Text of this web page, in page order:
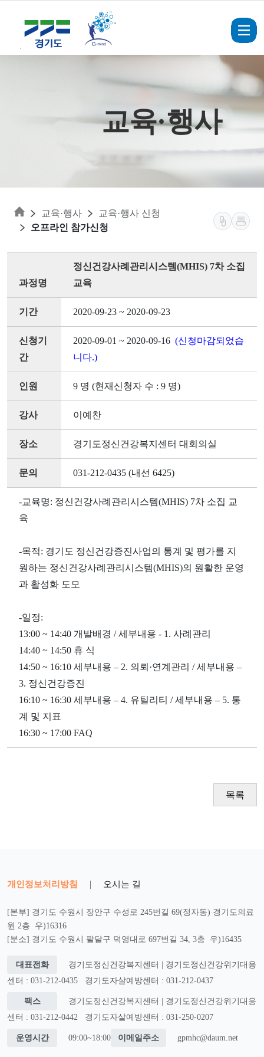
교육·행사
교육·행사
교육·행사 신청
오프라인 참가신청
과정명
정신건강사례관리시스템(MHIS) 7차 소집
교육
기간 2020-09-23 ~ 2020-09-23
신청기
간
2020-09-01 ~ 2020-09-16 (신청마감되었습
니다.)
인원 9 명 (현재신청자 수 : 9 명)
강사 이예찬
장소 경기도정신건강복지센터 대회의실
문의 031-212-0435 (내선 6425)
-교육명: 정신건강사례관리시스템(MHIS) 7차 소집 교
육
-목적: 경기도 정신건강증진사업의 통계 및 평가를 지
원하는 정신건강사례관리시스템(MHIS)의 원활한 운영
과 활성화 도모
-일정:
13:00 ~ 14:40 개발배경 / 세부내용 - 1. 사례관리
14:40 ~ 14:50 휴 식
14:50 ~ 16:10 세부내용 – 2. 의뢰·연계관리 / 세부내용 –
3. 정신건강증진
16:10 ~ 16:30 세부내용 – 4. 유틸리티 / 세부내용 – 5. 통
계 및 지표
16:30 ~ 17:00 FAQ
목록
개인정보처리방침 | 오시는 길
[본부] 경기도 수원시 장안구 수성로 245번길 69(정자동) 경기도의료
원 2층 우)16316
[분소] 경기도 수원시 팔달구 덕영대로 697번길 34, 3층 우)16435
대표전화
경기도정신건강복지센터 | 경기도정신건강위기대응
센터 : 031-212-0435
경기도자살예방센터 : 031-212-0437
팩스
경기도정신건강복지센터 | 경기도정신건강위기대응
센터 : 031-212-0442
경기도자살예방센터 : 031-250-0207
운영시간 09:00~18:00 이메일주소 gpmhc@daum.net